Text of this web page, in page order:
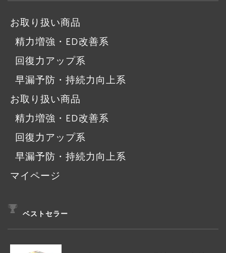
お取り扱い商品
精力増強・ED改善系
回復力アップ系
早漏予防・持続力向上系
お取り扱い商品
精力増強・ED改善系
回復力アップ系
早漏予防・持続力向上系
マイページ
ベストセラー